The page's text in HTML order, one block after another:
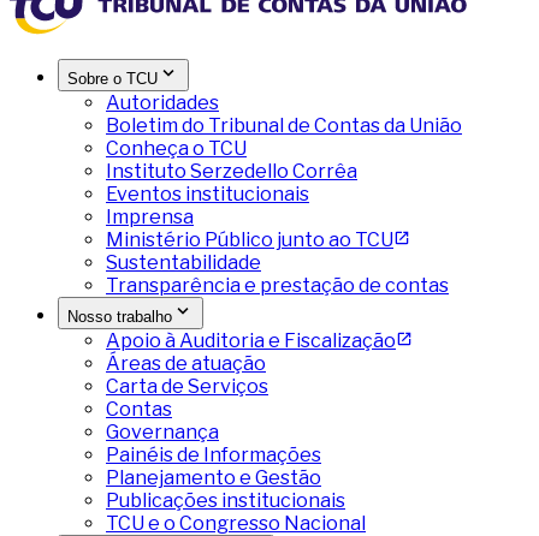
Sobre o TCU
Autoridades
Boletim do Tribunal de Contas da União
Conheça o TCU
Instituto Serzedello Corrêa
Eventos institucionais
Imprensa
Ministério Público junto ao TCU
Sustentabilidade
Transparência e prestação de contas
Nosso trabalho
Apoio à Auditoria e Fiscalização
Áreas de atuação
Carta de Serviços
Contas
Governança
Painéis de Informações
Planejamento e Gestão
Publicações institucionais
TCU e o Congresso Nacional